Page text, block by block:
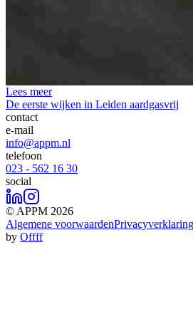
Lees meer
De eerste wijken in Leiden aardgasvrij
contact
e-mail
info@appm.nl
telefoon
023 - 562 16 30
social
© APPM 2026
Algemene voorwaardenPrivacyverklaring
by Offff